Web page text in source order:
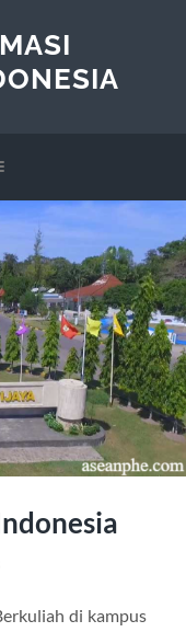
di kampus